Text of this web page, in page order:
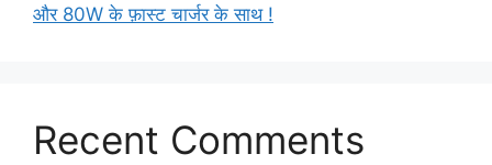
और 80W के फ़ास्ट चार्जर के साथ !
Recent Comments